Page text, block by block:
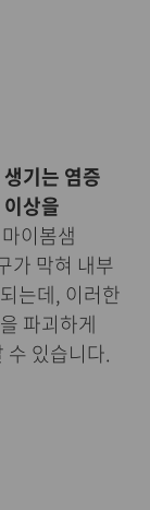
기는 염증
상을
이봄샘
가 막혀 내부
는데, 이러한
파괴하게
수 있습니다.